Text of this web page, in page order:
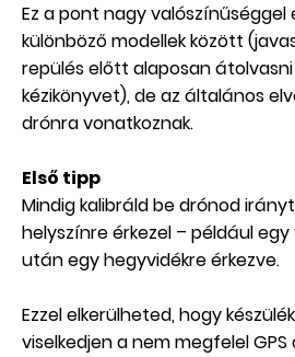
Ez a pont nagy valószínűséggel
különböző modellek között
repülés előtt alaposan
kézikönyvet), de az általános
drónra vonatkoznak.
Első tipp
Mindig kalibráld be drónod
helyszínre érkezel – például
után egy hegyvidékre érkezve.
Ezzel elkerülheted, hogy
viselkedjen a nem megfelel